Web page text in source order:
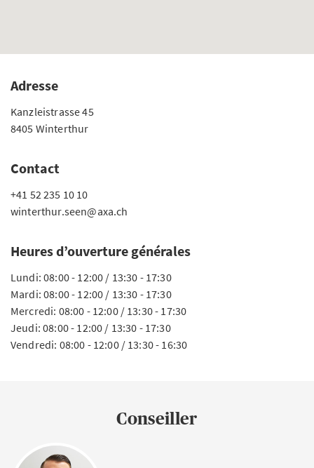
Adresse
Kanzleistrasse 45
8405 Winterthur
Contact
+41 52 235 10 10
winterthur.seen@axa.ch
Heures d’ouverture générales
Lundi: 08:00 - 12:00 / 13:30 - 17:30
Mardi: 08:00 - 12:00 / 13:30 - 17:30
Mercredi: 08:00 - 12:00 / 13:30 - 17:30
Jeudi: 08:00 - 12:00 / 13:30 - 17:30
Vendredi: 08:00 - 12:00 / 13:30 - 16:30
Conseiller